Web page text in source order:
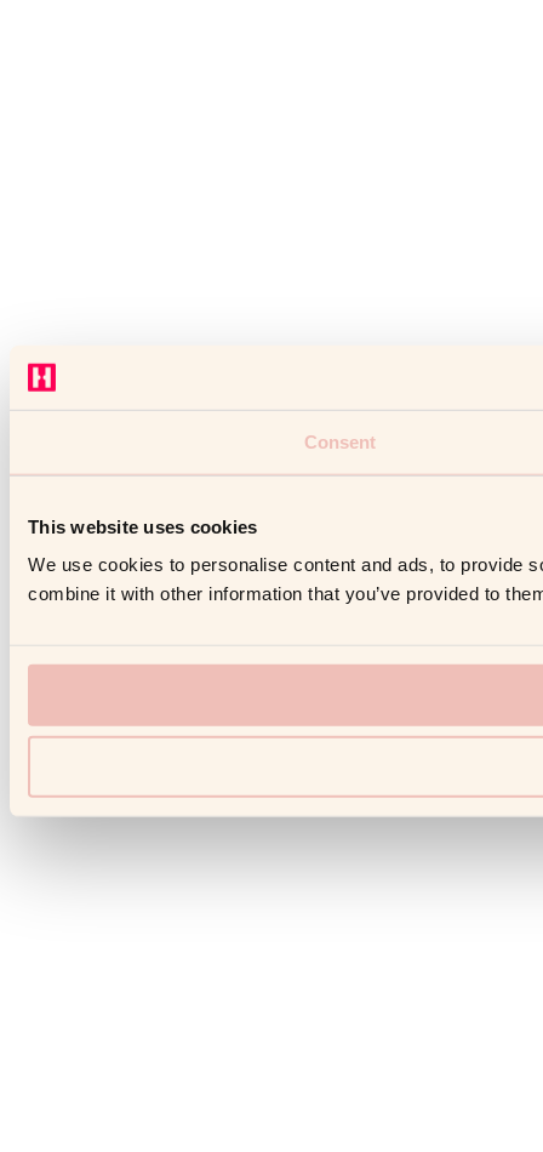
Consent
This website uses cookies
We use cookies to personalise content and ads, to provide
combine it with other information that you’ve provided to